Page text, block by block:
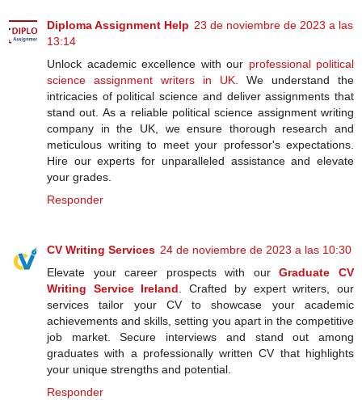
Diploma Assignment Help 23 de noviembre de 2023 a las
13:14
Unlock academic excellence with our professional political
science assignment writers in UK . We understand the
intricacies of political science and deliver assignments that
stand out. As a reliable political science assignment writing
company in the UK, we ensure thorough research and
meticulous writing to meet your professor's expectations.
Hire our experts for unparalleled assistance and elevate
your grades.
Responder
CV Writing Services 24 de noviembre de 2023 a las 10:30
Elevate your career prospects with ourGraduate CV
Writing Service Ireland . Crafted by expert writers, our
services tailor your CV to showcase your academic
achievements and skills, setting you apart in the competitive
job market. Secure interviews and stand out among
graduates with a professionally written CV that highlights
your unique strengths and potential.
Responder